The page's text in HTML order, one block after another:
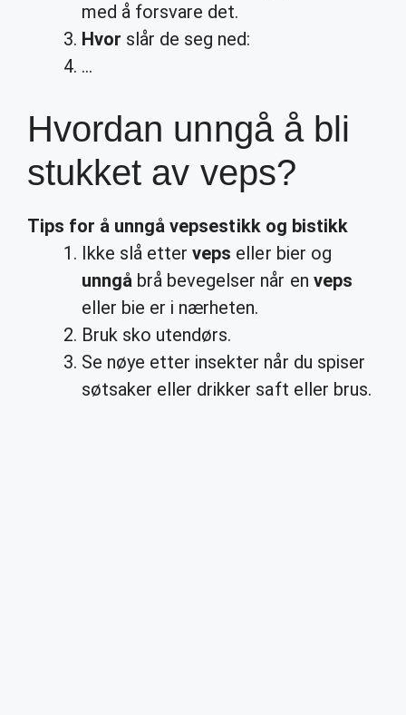
med å forsvare det.
Hvor slår de seg ned:
…
Hvordan unngå å bli
stukket av veps?
Tips for å unngå vepsestikk og bistikk
Ikke slå etterveps eller bier og
unngå brå bevegelser når en veps
eller bie er i nærheten.
Bruk sko utendørs.
Se nøye etter insekter når du spiser
søtsaker eller drikker saft eller brus.